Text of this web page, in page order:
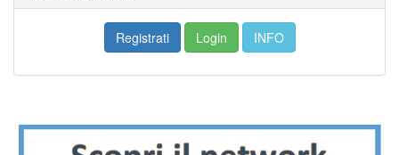
Registrati Login INFO